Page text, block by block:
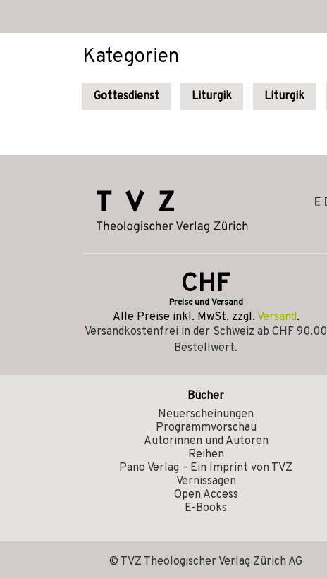
Kategorien
Gottesdienst Liturgik Liturgik
CHF
Preise und Versand
Alle Preise inkl. MwSt, zzgl. Versand.
Versandkostenfrei in der Schweiz ab CHF 90.00
Bestellwert.
Bücher
Neuerscheinungen
Programmvorschau
Autorinnen und Autoren
Reihen
Pano Verlag – Ein Imprint von TVZ
Vernissagen
Open Access
E-Books
© TVZ Theologischer Verlag Zürich AG